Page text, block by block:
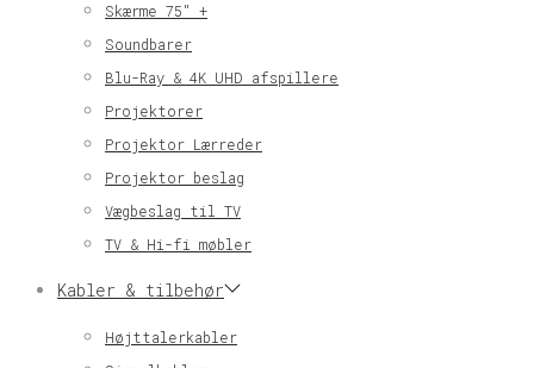
Skærme 75″ +
Soundbarer
Blu-Ray & 4K UHD afspillere
Projektorer
Projektor Lærreder
Projektor beslag
Vægbeslag til TV
TV & Hi-fi møbler
Kabler & tilbehør
Højttalerkabler